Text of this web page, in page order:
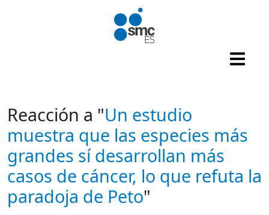
Pasar al contenido principal
Reacción a "Un estudio
muestra que las especies más
grandes sí desarrollan más
casos de cáncer, lo que refuta la
paradoja de Peto"